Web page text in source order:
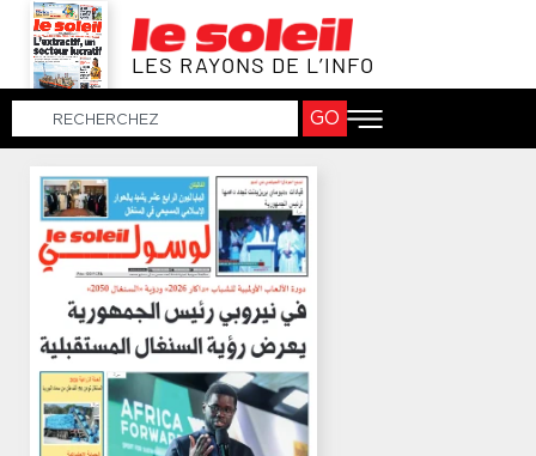
LES RAYONS DE L’INFO
GO